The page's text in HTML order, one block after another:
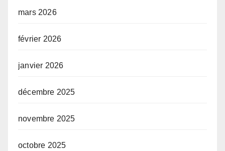
mars 2026
février 2026
janvier 2026
décembre 2025
novembre 2025
octobre 2025